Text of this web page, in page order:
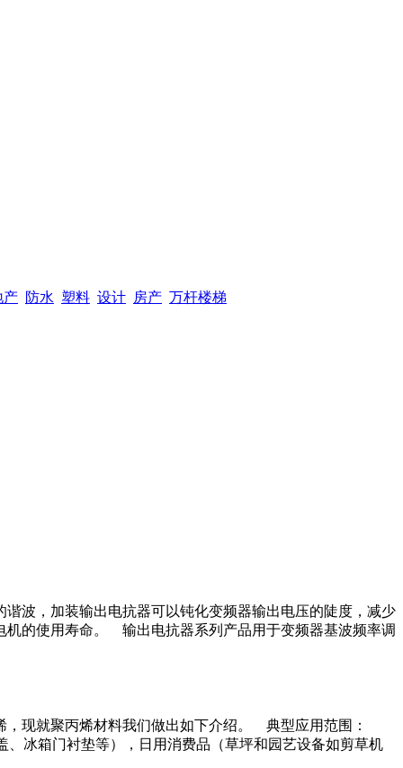
产 防水 塑料 设计 房产 万杆楼梯
波，加装输出电抗器可以钝化变频器输出电压的陡度，减少
机的使用寿命。 输出电抗器系列产品用于变频器基波频率调
烯，现就聚丙烯材料我们做出如下介绍。 典型应用范围：
冰箱门衬垫等），日用消费品（草坪和园艺设备如剪草机